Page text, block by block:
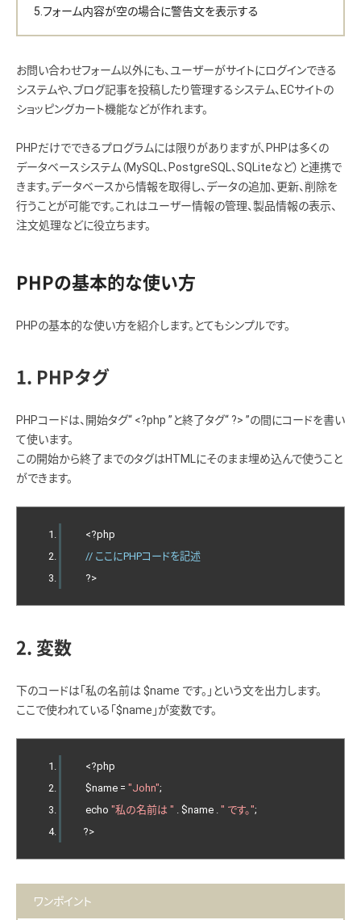
フォーム内容が空の場合に警告文を表示する
お問い合わせフォーム以外にも、ユーザーがサイトにログインできる
システムや、ブログ記事を投稿したり管理するシステム、ECサイトの
ショッピングカート機能などが作れます。
PHPだけでできるプログラムには限りがありますが、PHPは多くの
データベースシステム（MySQL、PostgreSQL、SQLiteなど）と連携で
きます。データベースから情報を取得し、データの追加、更新、削除を
行うことが可能です。これはユーザー情報の管理、製品情報の表示、
注文処理などに役立ちます。
PHPの基本的な使い方
PHPの基本的な使い方を紹介します。とてもシンプルです。
1. PHPタグ
PHPコードは、開始タグ“ <?php ”と終了タグ“ ?> ”の間にコードを書い
て使います。
この開始から終了までのタグはHTMLにそのまま埋め込んで使うこと
ができます。
<?php
// ここにPHPコードを記述
?>
2. 変数
下のコードは「私の名前は $name です。」という文を出力します。
ここで使われている「$name」が変数です。
<?php
    $name
= "John";
    echo
"私の名前は " $name " です。";
?>
ワンポイント